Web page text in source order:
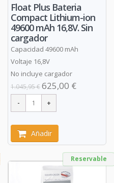
Float Plus Bateria
Compact Lithium-ion
49600 mAh 16,8V. Sin
cargador
Capacidad 49600 mAh
Voltaje 16,8V
No incluye cargador
1.045,95 €625,00 €
Añadir
Reservable